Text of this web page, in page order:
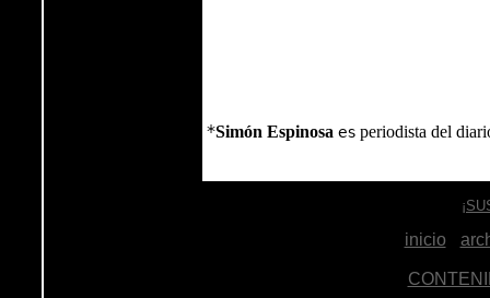
*Simón Espinosa es periodista del
inicio